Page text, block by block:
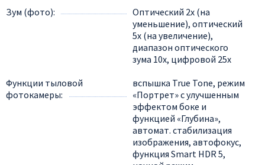
Зум (фото)
Оптический 2x (на
уменьшение), оптический
5x (на увеличение),
диапазон оптического
зума 10x, цифровой 25x
Функции тыловой
фотокамеры
вспышка True Tone, режим
«Портрет» с улучшенным
эффектом боке и
функцией «Глубина»,
автомат. стабилизация
изображения, автофокус,
функция Smart HDR 5,